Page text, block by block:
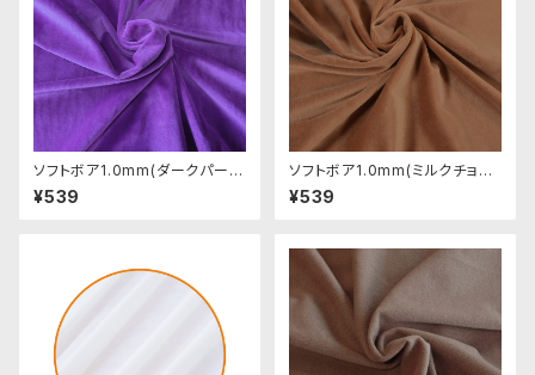
ソフトボア1.0mm(ダークパープ
ル)SSB121 ぬいぐるみ用短毛ボ
ア生地 20cm
¥539
ソフトボア1.0mm(ミルクチョコ)
SSB134 ぬいぐるみ用短毛ボア
生地 20cm
¥539